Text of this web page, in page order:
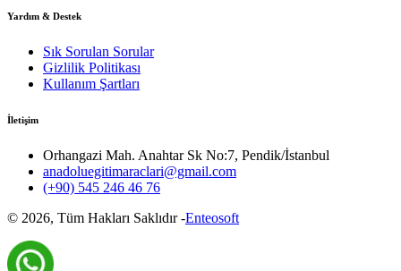
Yardım & Destek
Sık Sorulan Sorular
Gizlilik Politikası
Kullanım Şartları
İletişim
Orhangazi Mah. Anahtar Sk No:7, Pendik/İstanbul
anadoluegitimaraclari@gmail.com
(+90) 545 246 46 76
© 2026, Tüm Hakları Saklıdır -Enteosoft